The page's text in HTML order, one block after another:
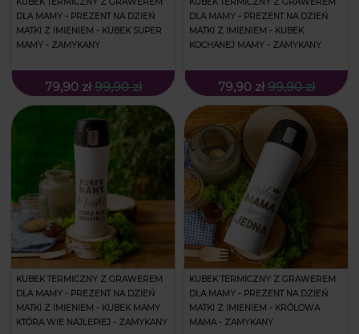
DLA MAMY - PREZENT NA DZIEŃ
MATKI Z IMIENIEM - KUBEK SUPER
MAMY - ZAMYKANY
79,90 zł 99,90 zł
DLA MAMY - PREZENT NA DZIEŃ
MATKI Z IMIENIEM - KUBEK
KOCHANEJ MAMY - ZAMYKANY
79,90 zł 99,90 zł
KUBEK TERMICZNY Z GRAWEREM
DLA MAMY - PREZENT NA DZIEŃ
MATKI Z IMIENIEM - KUBEK MAMY
KTÓRA WIE NAJLEPIEJ - ZAMYKANY
KUBEK TERMICZNY Z GRAWEREM
DLA MAMY - PREZENT NA DZIEŃ
MATKI Z IMIENIEM - KRÓLOWA
MAMA - ZAMYKANY